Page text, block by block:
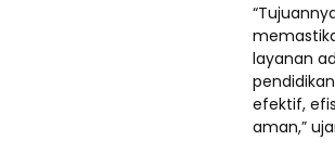
layanan
efektif,
aman,”